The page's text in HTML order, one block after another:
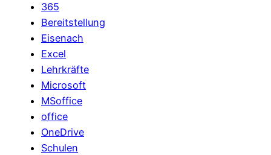
365
Bereitstellung
Eisenach
Excel
Lehrkräfte
Microsoft
MSoffice
office
OneDrive
Schulen